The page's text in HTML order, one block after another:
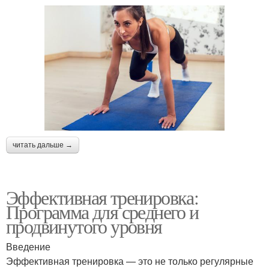
читать дальше →
Эффективная тренировка:
Программа для среднего и
продвинутого уровня
Введение
Эффективная тренировка — это не только регулярные